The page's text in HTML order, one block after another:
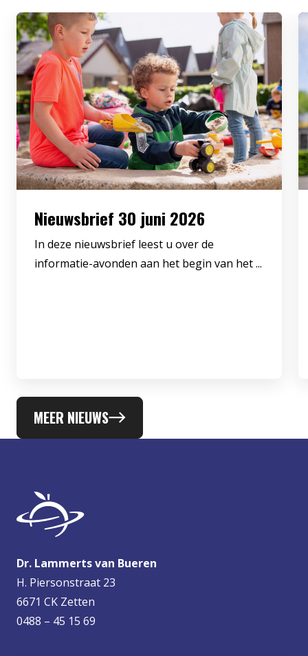
Nieuwsbrief 30 juni 2026
In deze nieuwsbrief leest u over de
informatie-avonden aan het begin van het ...
MEER NIEUWS
Dr. Lammerts van Bueren
H. Piersonstraat 23
6671 CK Zetten
0488 – 45 15 69